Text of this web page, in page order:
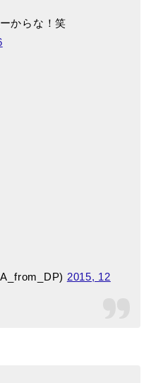
からな！笑
2015, 12